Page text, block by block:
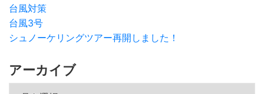
台風対策
台風3号
シュノーケリングツアー再開しました！
アーカイブ